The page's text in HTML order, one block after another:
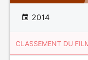
2014
CLASSEMENT DU